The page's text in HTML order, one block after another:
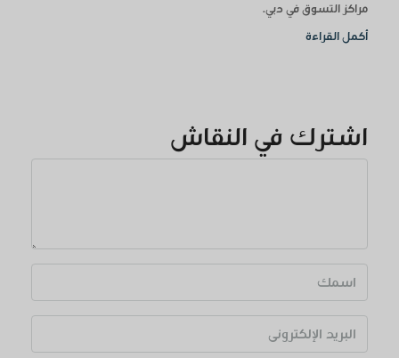
مراكز التسوق في دبي.
أكمل القراءة
اشترك في النقاش